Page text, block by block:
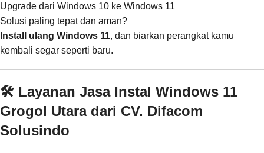
Upgrade dari Windows 10 ke Windows 11
Solusi paling tepat dan aman?
Install ulang Windows 11, dan biarkan perangkat kamu
kembali segar seperti baru.
🛠️ Layanan Jasa Instal Windows 11
Grogol Utara dari CV. Difacom
Solusindo